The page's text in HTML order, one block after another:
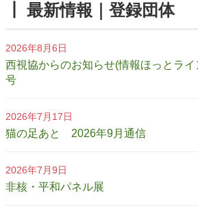
┃ 最新情報｜登録団体
2026年8月6日
西視協からのお知らせ(情報ほっとラ
号
2026年7月17日
猫の足あと 2026年9月通信
2026年7月9日
非核・平和パネル展